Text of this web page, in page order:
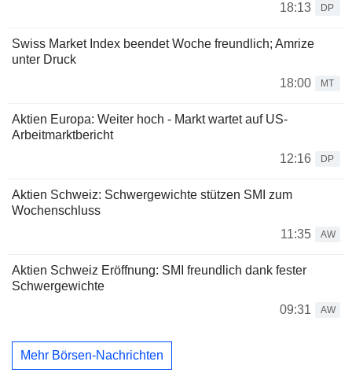
18:13
DP
Swiss Market Index beendet Woche freundlich; Amrize
unter Druck
18:00
MT
Aktien Europa: Weiter hoch - Markt wartet auf US-
Arbeitmarktbericht
12:16
DP
Aktien Schweiz: Schwergewichte stützen SMI zum
Wochenschluss
11:35
AW
Aktien Schweiz Eröffnung: SMI freundlich dank fester
Schwergewichte
09:31
AW
Mehr Börsen-Nachrichten